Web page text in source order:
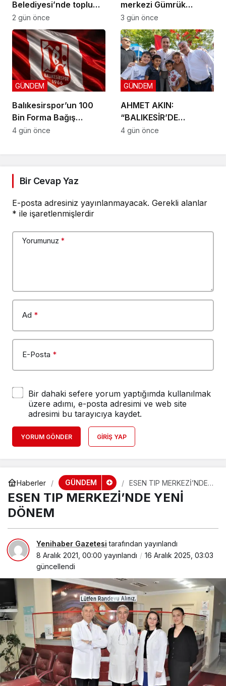
Belediyesi’nde toplu
sözleşme: İmzalar atıldı
2 gün önce
merkezi Gümrük
Meydanı açıldı
3 gün önce
Balıkesirspor’un 100
Bin Forma Bağış
Kampanyası 10 Bin
GÜNDEM
4 gün önce
AHMET AKIN:
“BALIKESİR’DE
DOKUNMADIĞIMIZ İLÇE
GÜNDEM
4 gün önce
Bir Cevap Yaz
E-posta adresiniz yayınlanmayacak. Gerekli alanlar
* ile işaretlenmişlerdir
Yorumunuz *
Ad *
E-Posta *
Bir dahaki sefere yorum yaptığımda kullanılmak
üzere adımı, e-posta adresimi ve web site
adresimi bu tarayıcıya kaydet.
YORUM GÖNDER GIRIŞ YAP
Haberler GÜNDEM
ESEN TIP MERKEZİ’NDE
YENİ DÖNEM
ESEN TIP MERKEZİ’NDE YENİ
DÖNEM
Yenihaber Gazetesi tarafından yayınlandı
8 Aralık 2021, 00:00 yayınlandı
16 Aralık 2025, 03:03
güncellendi